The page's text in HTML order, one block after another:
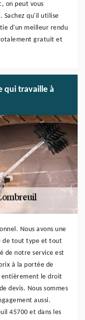
on peut vous
Sachez qu'il utilise
d'un meilleur rendu
gratuit et
qui travaille à
Nous avons une
de tout type et tout
de notre service est
à la portée de
entièrement le droit
devis. Nous sommes
aussi.
45700 et dans les